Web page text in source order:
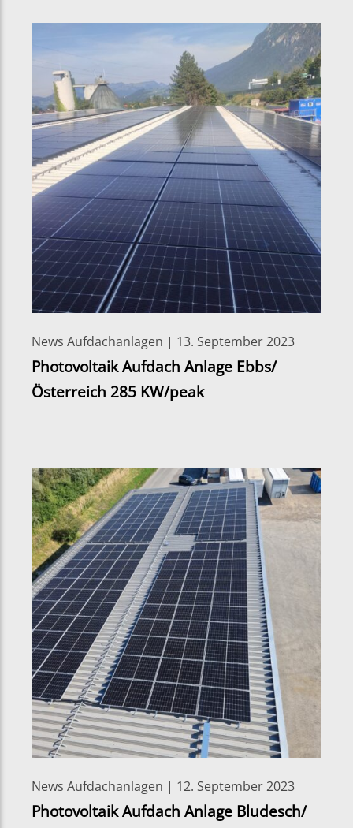
News Aufdachanlagen | 13. September 2023
Photovoltaik Aufdach Anlage Ebbs/
Österreich 285 KW/peak
News Aufdachanlagen | 12. September 2023
Photovoltaik Aufdach Anlage Bludesch/